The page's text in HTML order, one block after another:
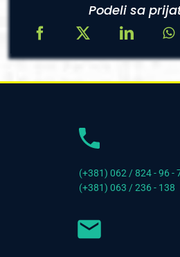
Podeli sa
(+381) 062 / 824 - 96 -
(+381) 063 / 236 - 138